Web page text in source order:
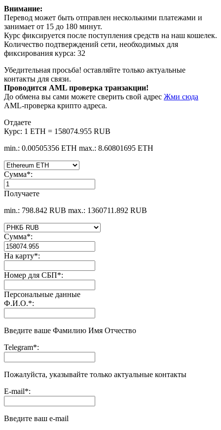
Внимание:
Перевод может быть отправлен несколькими платежами и
занимает от 15 до 180 минут.
Курс фиксируется после поступления средств на наш кошелек.
Количество подтверждений сети, необходимых для
фиксирования курса: 32
Убедительная просьба! оставляйте только актуальные
контакты для связи.
Проводится AML проверка транзакции!
До обмена вы сами можете сверить свой адрес Жми сюда
AML-проверка крипто адреса.
Отдаете
Курс: 1 ETH = 158074.955 RUB
min.: 0.00505356 ETH max.: 8.60801695 ETH
Сумма*:
Получаете
min.: 798.842 RUB max.: 1360711.892 RUB
Сумма*:
На карту*:
Номер для СБП*:
Персональные данные
Ф.И.О.*:
Введите ваше Фамилию Имя Отчество
Telegram*:
Пожалуйста, указывайте только актуальные контакты
E-mail*:
Введите ваш e-mail